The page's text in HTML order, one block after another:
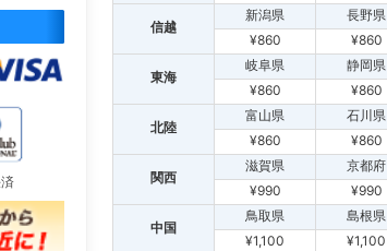
信越
新潟県
長野県
¥860
¥860
東海
岐阜県 静岡県
¥860
¥860
北陸
富山県 石川県
¥860
¥860
関西
滋賀県 京都府
¥990
¥990
中国
鳥取県 島根県
¥1,100
¥1,100